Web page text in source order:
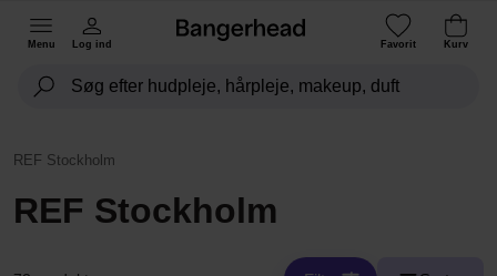
Menu Log ind Favorit Kurv
REF Stockholm
REF Stockholm